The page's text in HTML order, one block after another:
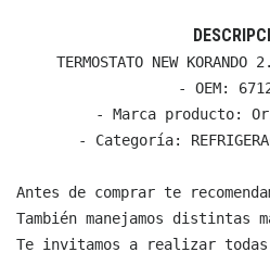
TERMOSTATO NEW
- OEM:
- Marca producto:
- Categoría:
Antes de comprar te
También manejamos distintas
Te invitamos a realizar todas